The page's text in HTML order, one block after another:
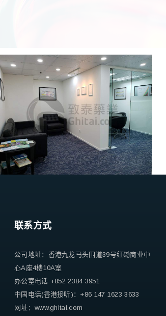
联系方式
公司地址：香港九龙马头围道39号红磡商业中
心A座4楼10A室
办公室电话 +852 2384 3951
中国电话(香港接听)：+86 147 1623 3633
网址：www.ghitai.com